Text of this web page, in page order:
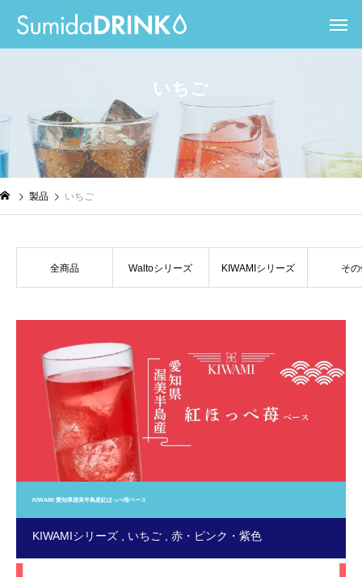
いち ご
製品 いちご
全商品 Waltoシリーズ KIWAMIシリーズ そ
KIWAMI 愛知県渥美半島産紅ほっぺ苺ベース
KIWAMIシリーズ いちご 赤・ピンク・紫色